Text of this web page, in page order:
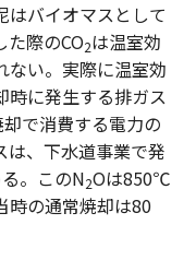
はバイオマスとして
際のCO2は温室効
ない。実際に温室効
時に発生する排ガス
却で消費する電力の
は、下水道事業で発
。このN2Oは850℃
時の通常焼却は80